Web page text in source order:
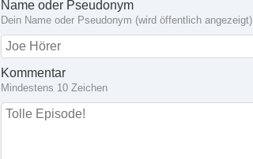
Name oder Pseudonym
Dein Name oder Pseudonym (wird öffentlich angezeigt)
Kommentar
Mindestens 10 Zeichen